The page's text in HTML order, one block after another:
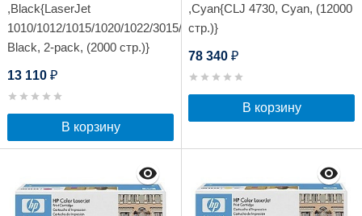
,Black{LaserJet
1010/1012/1015/1020/1022/3015/3020/3030,
Black, 2-pack, (2000 стр.)}
13 110 ₽
В корзину
,Cyan{CLJ 4730, Cyan, (12000
стр.)}
78 340 ₽
В корзину